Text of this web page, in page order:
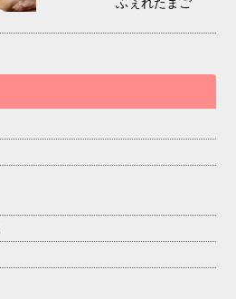
ふぇれたまご